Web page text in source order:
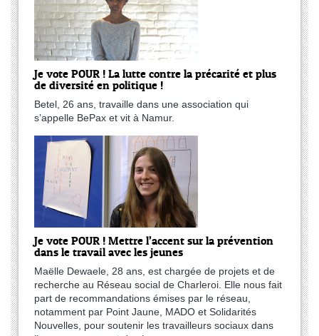
Je vote POUR ! La lutte contre la précarité et plus
de diversité en politique !
Betel, 26 ans, travaille dans une association qui
s’appelle BePax et vit à Namur.
Je vote POUR ! Mettre l’accent sur la prévention
dans le travail avec les jeunes
Maëlle Dewaele, 28 ans, est chargée de projets et de
recherche au Réseau social de Charleroi. Elle nous fait
part de recommandations émises par le réseau,
notamment par Point Jaune, MADO et Solidarités
Nouvelles, pour soutenir les travailleurs sociaux dans